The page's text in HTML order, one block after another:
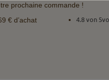
prochaine commande !
€ d’achat
4.8 von 5